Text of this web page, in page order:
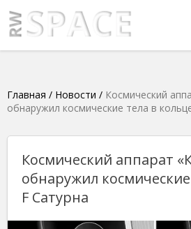
Главная / Новости / Космический
обнаружил космические тела в
Космический аппарат
обнаружил
F Сатурна